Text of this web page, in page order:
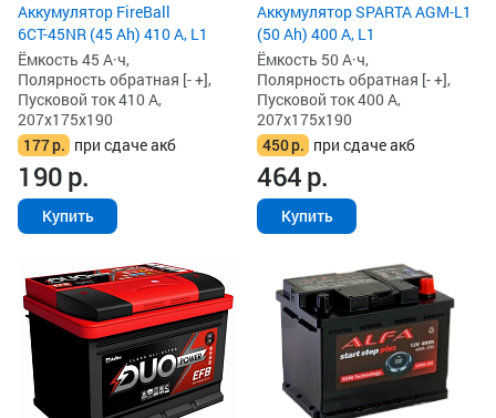
Аккумулятор FireBall
6СТ-45NR (45 Ah) 410 А, L1
Ёмкость 45 А·ч,
Полярность обратная [- +],
Пусковой ток 410 А,
207x175x190
177р. при сдаче акб
190р.
Купить
Аккумулятор SPARTA AGM-L1
(50 Ah) 400 А, L1
Ёмкость 50 А·ч,
Полярность обратная [- +],
Пусковой ток 400 А,
207x175x190
450р. при сдаче акб
464р.
Купить